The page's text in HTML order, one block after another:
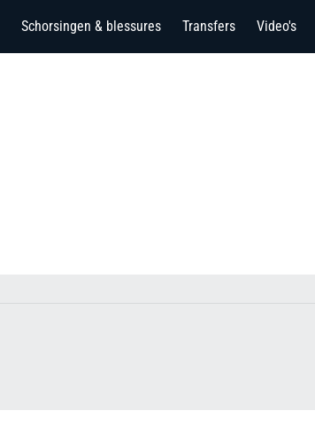
Schorsingen & blessures Transfers Video's